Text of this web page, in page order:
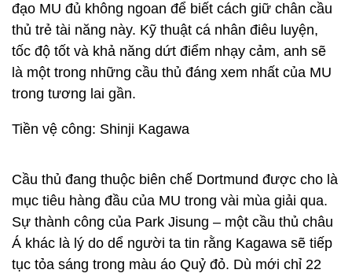
đạo MU đủ không ngoan để biết cách giữ chân cầu
thủ trẻ tài năng này. Kỹ thuật cá nhân điêu luyện,
tốc độ tốt và khả năng dứt điểm nhạy cảm, anh sẽ
là một trong những cầu thủ đáng xem nhất của MU
trong tương lai gần.
Tiền vệ công: Shinji Kagawa
Cầu thủ đang thuộc biên chế Dortmund được cho là
mục tiêu hàng đầu của MU trong vài mùa giải qua.
Sự thành công của Park Jisung – một cầu thủ châu
Á khác là lý do dể người ta tin rằng Kagawa sẽ tiếp
tục tỏa sáng trong màu áo Quỷ đỏ. Dù mới chỉ 22